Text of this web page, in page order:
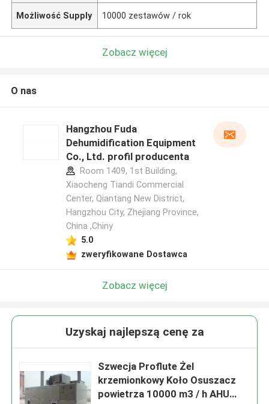
Możliwość Supply 10000 zestawów / rok
Zobacz więcej
O nas
Hangzhou Fuda
Dehumidification Equipment
Co., Ltd. profil producenta
Room 1409, 1st Building,
Xiaocheng Tiandi Commercial
Center, Qiantang New District,
Hangzhou City, Zhejiang Province,
China ,Chiny
5.0
zweryfikowane Dostawca
Zobacz więcej
Uzyskaj najlepszą cenę za
Szwecja Proflute Żel
krzemionkowy Koło Osuszacz
powietrza 10000 m3 / h AHU